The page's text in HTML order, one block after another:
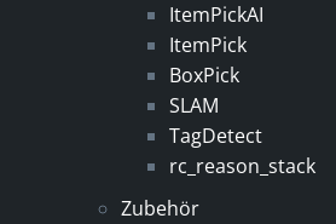
ItemPickAI
ItemPick
BoxPick
SLAM
TagDetect
rc_reason_stack
Zubehör